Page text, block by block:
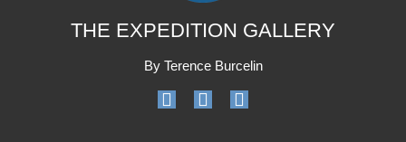
THE EXPEDITION GALLERY
By Terence Burcelin